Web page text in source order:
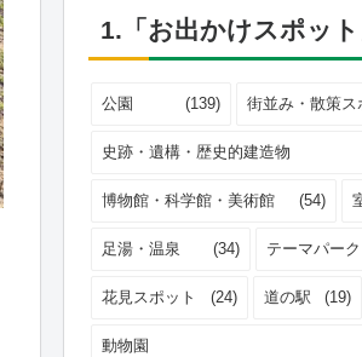
1.「お出かけスポッ
公園 (139) 街並み・散策ス
史跡・遺構・歴史的建造物
博物館・科学館・美術館 (54)
足湯・温泉 (34) テーマパー
花見スポット (24) 道の駅 (19)
動物園